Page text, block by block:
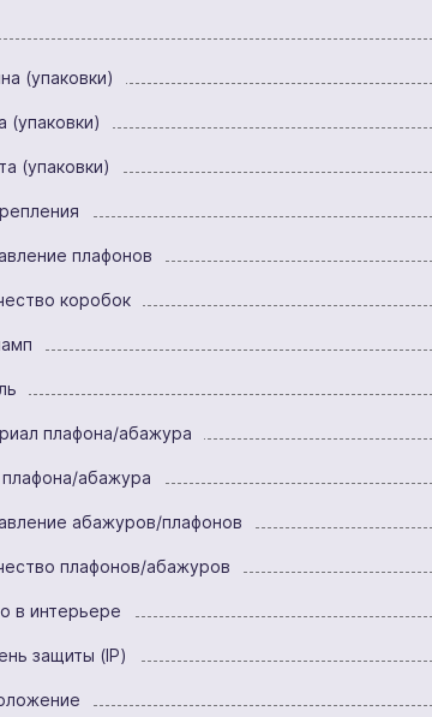
(упаковки)
(упаковки)
(упаковки)
плафонов
коробок
плафона/абажура
абажура
абажуров/плафонов
плафонов/абажуров
в интерьере
защиты (IP)